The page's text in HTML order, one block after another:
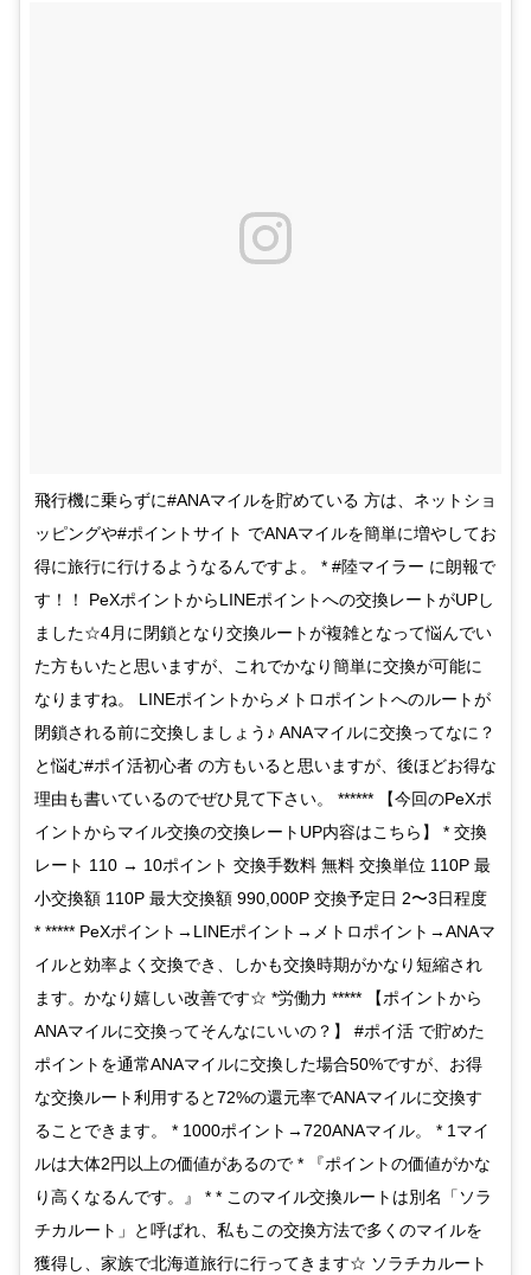
飛行機に乗らずに#ANAマイルを貯めている 方は、ネットショ
ッピングや#ポイントサイト でANAマイルを簡単に増やしてお
得に旅行に行けるようなるんですよ。 * #陸マイラー に朗報で
す！！ PeXポイントからLINEポイントへの交換レートがUPし
ました☆4月に閉鎖となり交換ルートが複雑となって悩んでい
た方もいたと思いますが、これでかなり簡単に交換が可能に
なりますね。 LINEポイントからメトロポイントへのルートが
閉鎖される前に交換しましょう♪ ANAマイルに交換ってなに？
と悩む#ポイ活初心者 の方もいると思いますが、後ほどお得な
理由も書いているのでぜひ見て下さい。 ****** 【今回のPeXポ
イントからマイル交換の交換レートUP内容はこちら】 * 交換
レート 110 → 10ポイント 交換手数料 無料 交換単位 110P 最
小交換額 110P 最大交換額 990,000P 交換予定日 2〜3日程度
* ***** PeXポイント→LINEポイント→メトロポイント→ANAマ
イルと効率よく交換でき、しかも交換時期がかなり短縮され
ます。かなり嬉しい改善です☆ *労働力 ***** 【ポイントから
ANAマイルに交換ってそんなにいいの？】 #ポイ活 で貯めた
ポイントを通常ANAマイルに交換した場合50%ですが、お得
な交換ルート利用すると72%の還元率でANAマイルに交換す
ることできます。 * 1000ポイント→720ANAマイル。 * 1マイ
ルは大体2円以上の価値があるので * 『ポイントの価値がかな
り高くなるんです。』 * * このマイル交換ルートは別名「ソラ
チカルート」と呼ばれ、私もこの交換方法で多くのマイルを
獲得し、家族で北海道旅行に行ってきます☆ ソラチカルート